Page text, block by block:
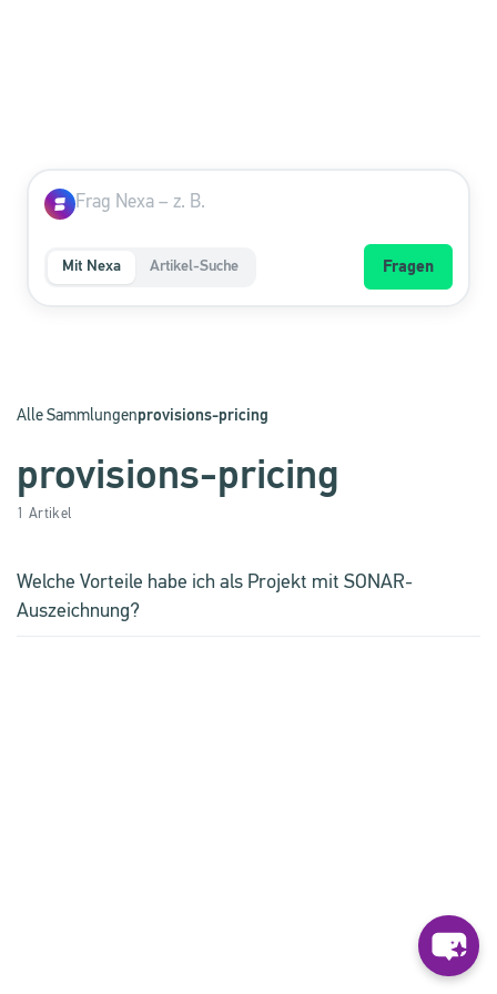
Mit Nexa Artikel-Suche Fragen
Alle Sammlungenprovisions-pricing
provisions-pricing
1 Artikel
Welche Vorteile habe ich als Projekt mit SONAR-
Auszeichnung?